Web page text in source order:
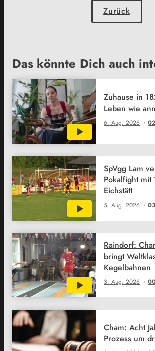
Zurück
Das könnte Dich auch
6. Aug. 2026
Zuhause in
Leben wie
5. Aug. 2026
SpVgg Lam
Pokalfight mit
Eichstätt
3. Aug. 2026
Raindorf:
bringt
Kegelbahnen
Cham: Acht
Prozess um